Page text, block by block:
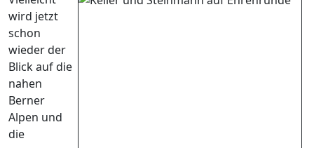
wird jetzt
schon
wieder der
Blick auf die
nahen
Berner
Alpen und
die